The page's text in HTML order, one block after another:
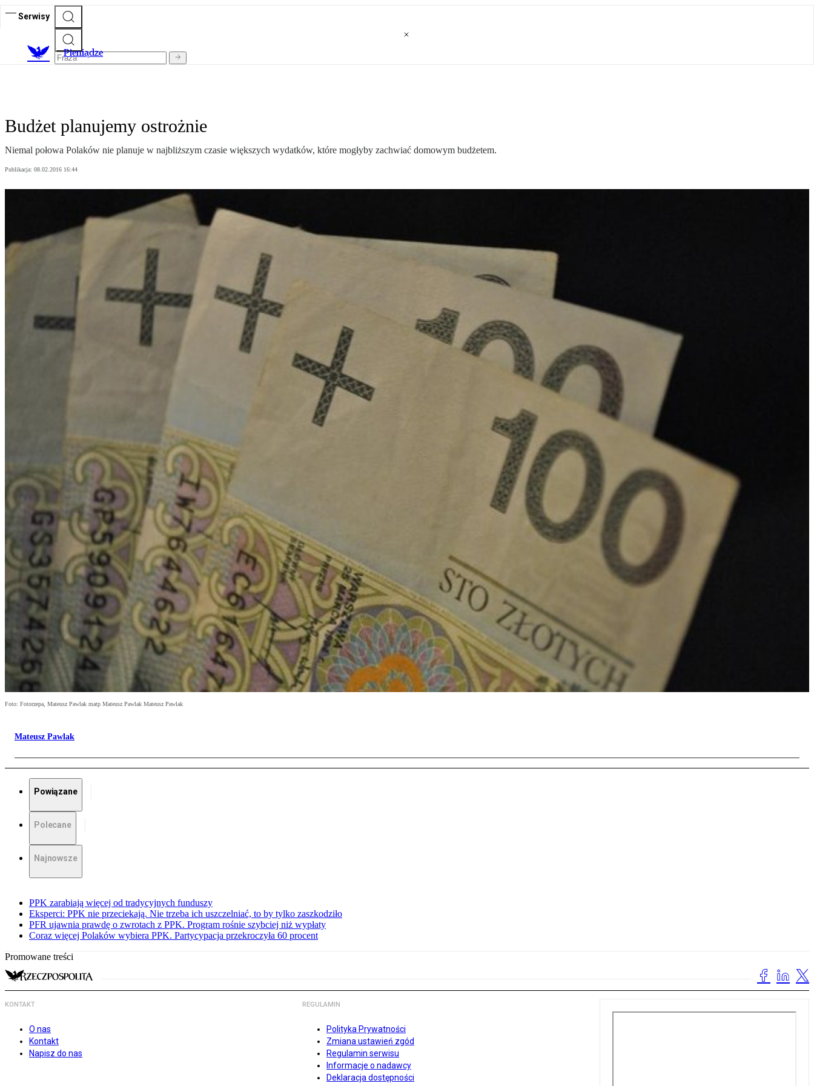
Serwisy
Pieniądze
Budżet planujemy ostrożnie
Niemal połowa Polaków nie planuje w najbliższym czasie większych wydatków, które mogłyby zachwiać domowym budżetem.
Publikacja: 08.02.2016 16:44
Foto: Fotorzepa, Mateusz Pawlak matp Mateusz Pawlak Mateusz Pawlak
Mateusz Pawlak
Powiązane
Polecane
Najnowsze
PPK zarabiają więcej od tradycyjnych funduszy
Eksperci: PPK nie przeciekają. Nie trzeba ich uszczelniać, to by tylko zaszkodziło
PFR ujawnia prawdę o zwrotach z PPK. Program rośnie szybciej niż wypłaty
Coraz więcej Polaków wybiera PPK. Partycypacja przekroczyła 60 procent
Promowane treści
KONTAKT
O nas
Kontakt
Napisz do nas
REGULAMIN
Polityka Prywatności
Zmiana ustawień zgód
Regulamin serwisu
Informacje o nadawcy
Deklaracja dostępności